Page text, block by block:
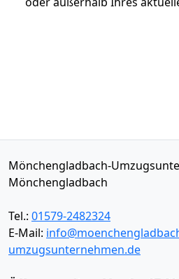
Mönchengladbach-
Mönchengladbach
Tel.: 01579-2482324
E-Mail:
umzugsunternehmen.de